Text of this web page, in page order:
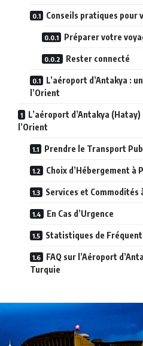
Conseils pratiques pour
Préparer votre
Rester connecté
L’aéroport d’Antakya :
l’Orient
L’aéroport d’Antakya
l’Orient
Prendre le Transport
Choix d’Hébergement à
Services et Commodités
En Cas d’Urgence
Statistiques de
FAQ sur l’Aéroport
Turquie